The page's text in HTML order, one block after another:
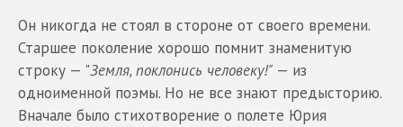
Он никогда не стоял в стороне от своего времени.
Старшее поколение хорошо помнит знаменитую
строку — "Земля, поклонись человеку!" — из
одноименной поэмы. Но не все знают предысторию.
Вначале было стихотворение о полете Юрия